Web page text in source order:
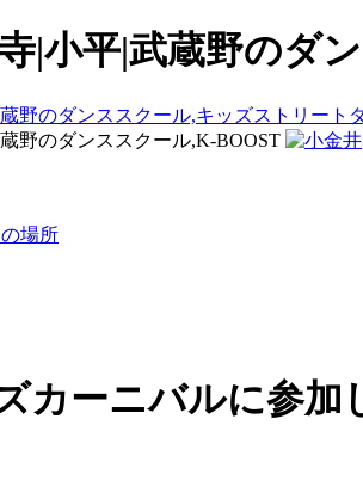
|小平|武蔵野のダ
場所
カーニバルに参加